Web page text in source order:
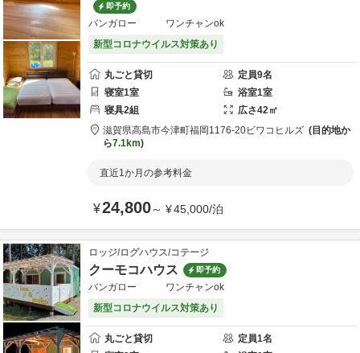
即予約
バンガロー ワンチャンok
新型コロナウイルス対策あり
丸ごと貸切 定員9名
寝室1室 浴室1室
寝具2組 広さ42㎡
滋賀県高島市今津町福岡1176-20ビワコヒルズ
目的地か
ら7.1km
直近1か月の参考料金
¥24,800～ ¥45,000/泊
ロッジ/ログハウス/コテージ
クーモコハウス 即予約
バンガロー ワンチャンok
新型コロナウイルス対策あり
丸ごと貸切 定員1名